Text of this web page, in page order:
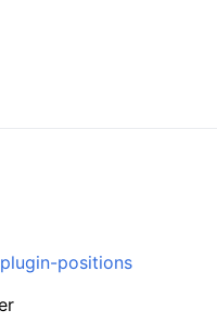
plugin-positions